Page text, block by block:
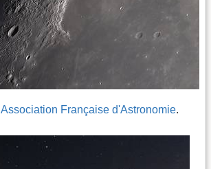
Association Française d'Astronomie.